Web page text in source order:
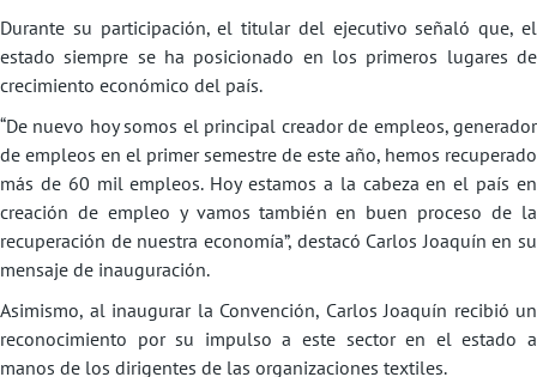
Durante su participación, el titular del ejecutivo señaló que, el
estado siempre se ha posicionado en los primeros lugares de
crecimiento económico del país.
“De nuevo hoy somos el principal creador de empleos, generador
de empleos en el primer semestre de este año, hemos recuperado
más de 60 mil empleos. Hoy estamos a la cabeza en el país en
creación de empleo y vamos también en buen proceso de la
recuperación de nuestra economía”, destacó Carlos Joaquín en su
mensaje de inauguración.
Asimismo, al inaugurar la Convención, Carlos Joaquín recibió un
reconocimiento por su impulso a este sector en el estado a
manos de los dirigentes de las organizaciones textiles.